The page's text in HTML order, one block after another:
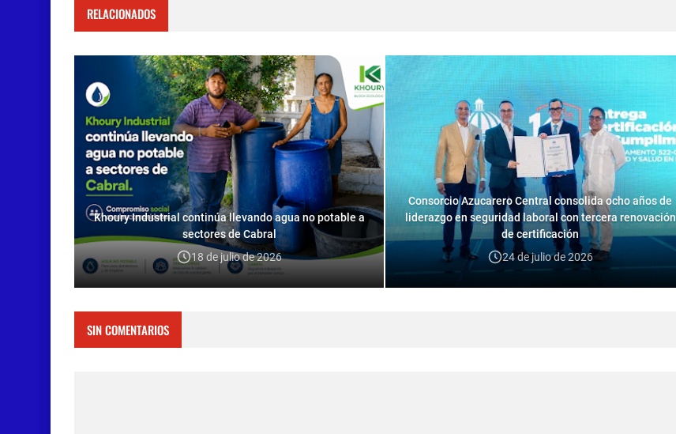
RELACIONADOS
Khoury Industrial continúa llevando agua no potable a
sectores de Cabral
18 de julio de 2026
Consorcio Azucarero Central consolida ocho años de
liderazgo en seguridad laboral con tercera renovación
de certificación
24 de julio de 2026
SIN COMENTARIOS